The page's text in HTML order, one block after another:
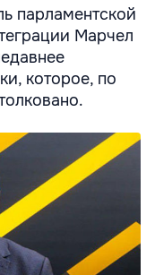
парламентской
Марчел
которое, по